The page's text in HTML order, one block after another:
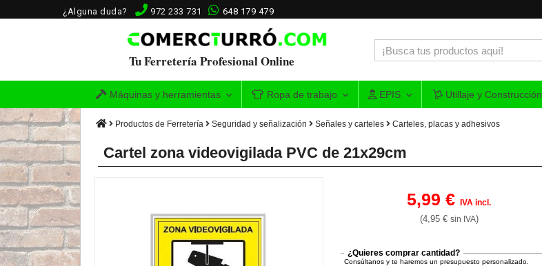
¿Alguna duda? 972 233 731 648 179 479
Tu Ferretería Profesional Online
Máquinas y herramientas Ropa de trabajo EPIS Utillaje y Construcción
Productos de Ferretería Seguridad y señalización Señales y carteles Carteles, placas y adhesivos
Cartel zona videovigilada PVC de 21x29cm
5,99 €IVA incl.
(4,95 € sin IVA)
¿Quieres comprar cantidad?
Consúltanos y te haremos un presupuesto personalizado.